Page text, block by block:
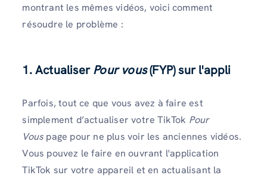
montrant les mêmes vidéos, voici comment
résoudre le problème :
1. ActualiserPour vous(FYP)sur l'appli
Parfois, tout ce que vous avez à faire est
simplement d’actualiser votre TikTok Pour
Vous page pour ne plus voir les anciennes vidéos.
Vous pouvez le faire en ouvrant l'application
TikTok sur votre appareil et en actualisant la